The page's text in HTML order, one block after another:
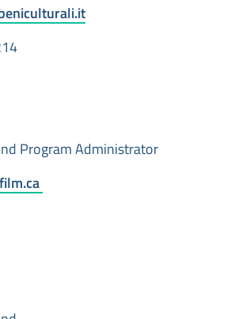
Program Administrator